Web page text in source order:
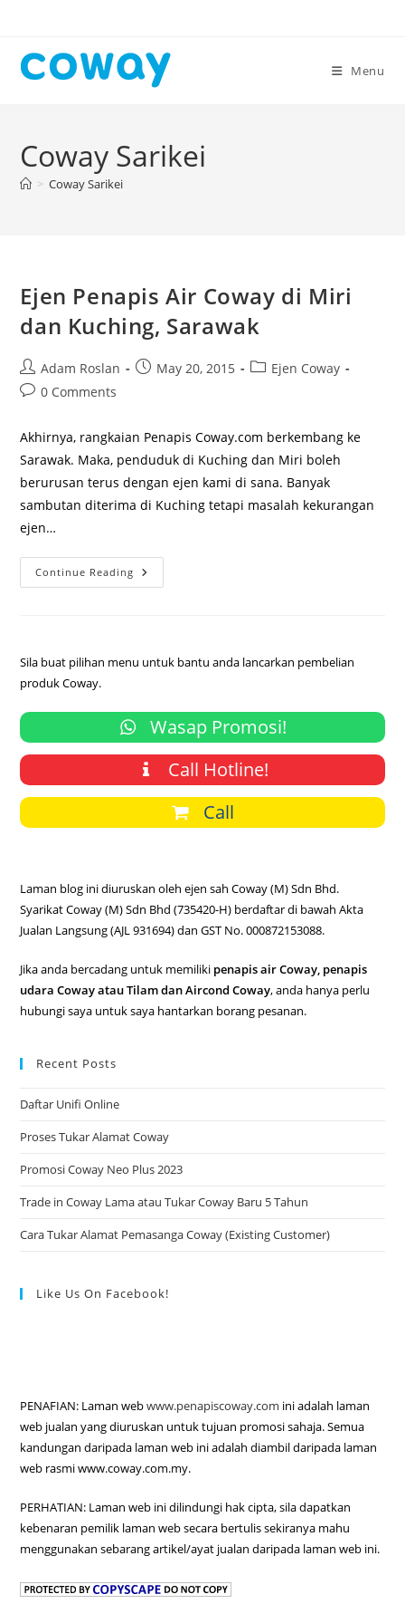
content
Menu
Coway Sarikei
> Coway Sarikei
Ejen Penapis Air Coway di Miri
dan Kuching, Sarawak
Post
author:
Adam Roslan
PostMay 20, 2015
PostEjen Coway
Post0 Comments
Akhirnya, rangkaian Penapis Coway.com berkembang ke
Sarawak. Maka, penduduk di Kuching dan Miri boleh
berurusan terus dengan ejen kami di sana. Banyak
sambutan diterima di Kuching tetapi masalah kekurangan
ejen…
Continue Reading Ejen
Penapis
Kuching,
Sila buat pilihan menu untuk bantu anda lancarkan pembelian
produk Coway.
Wasap Promosi!
Call Hotline!
Call
Laman blog ini diuruskan oleh ejen sah Coway (M) Sdn Bhd.
Syarikat Coway (M) Sdn Bhd (735420-H) berdaftar di bawah Akta
Jualan Langsung (AJL 931694) dan GST No. 000872153088.
Jika anda bercadang untuk memiliki penapis air Coway, penapis
udara Coway atau Tilam dan Aircond Coway, anda hanya perlu
hubungi saya untuk saya hantarkan borang pesanan.
Recent Posts
Daftar Unifi Online
Proses Tukar Alamat Coway
Promosi Coway Neo Plus 2023
Trade in Coway Lama atau Tukar Coway Baru 5 Tahun
Cara Tukar Alamat Pemasanga Coway (Existing Customer)
Like Us On Facebook!
PENAFIAN: Laman webwww.penapiscoway.com ini adalah laman
web jualan yang diuruskan untuk tujuan promosi sahaja. Semua
kandungan daripada laman web ini adalah diambil daripada laman
web rasmi www.coway.com.my.
PERHATIAN: Laman web ini dilindungi hak cipta, sila dapatkan
kebenaran pemilik laman web secara bertulis sekiranya mahu
menggunakan sebarang artikel/ayat jualan daripada laman web ini.